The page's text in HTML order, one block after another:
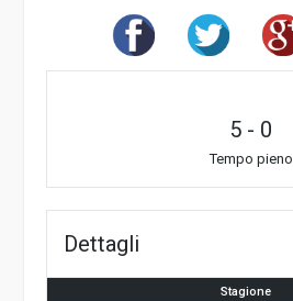
5 - 0
Tempo pieno
Dettagli
Stagione